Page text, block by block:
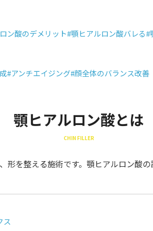
ン酸のデメリット#顎ヒアルロン酸バレる#
#アンチエイジング#顔全体のバランス改善
顎ヒアルロン酸とは
CHIN FILLER
形を整える施術です。顎ヒアルロン酸の
ス